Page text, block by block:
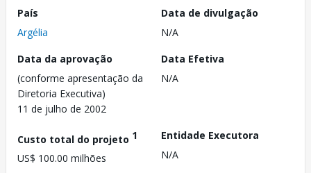
País
Argélia
Data de divulgação
N/A
Data da aprovação
(conforme apresentação da
Diretoria Executiva)
11 de julho de 2002
Data Efetiva
N/A
Custo total do projeto 1
US$ 100.00 milhões
Entidade Executora
N/A